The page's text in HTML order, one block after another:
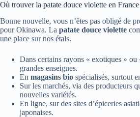
Où trouver la patate douce violette en France
Bonne nouvelle, vous n’êtes pas obligé de
pour Okinawa. La patate douce violette
une place sur nos étals.
Dans certains rayons « exotiques » ou
grandes enseignes.
En magasins bio spécialisés, surtout
Sur les marchés, via des producteurs
nouvelles variétés.
En ligne, sur des sites d’épiceries
japonaises.